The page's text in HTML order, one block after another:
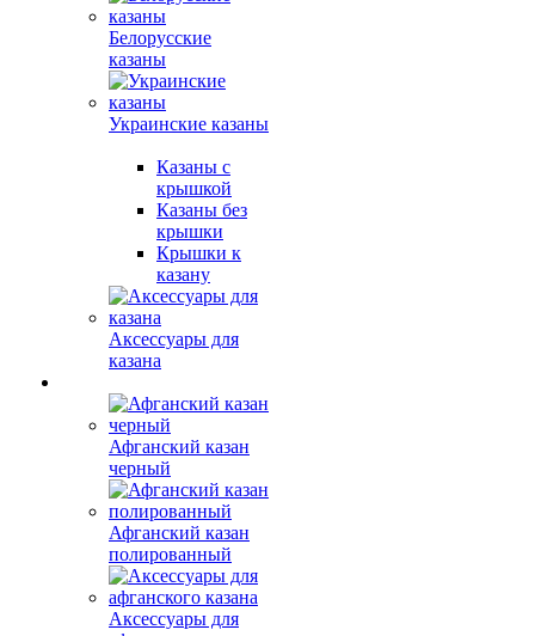
Белорусские
казаны
Украинские казаны
Казаны с
крышкой
Казаны без
крышки
Крышки к
казану
Аксессуары для
казана
Афганский казан
черный
Афганский казан
полированный
Аксессуары для